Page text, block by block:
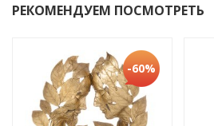
РЕКОМЕНДУЕМ ПОСМОТРЕТЬ
-60%